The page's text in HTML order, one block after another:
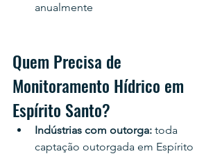
anualmente
Quem Precisa de
Monitoramento Hídrico em
Espírito Santo?
Indústrias com outorga: toda
captação outorgada em Espírito